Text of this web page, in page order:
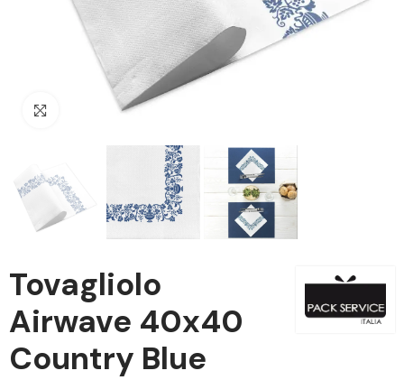
Clicca per ingrandire
Tovagliolo
Airwave 40x40
Country Blue